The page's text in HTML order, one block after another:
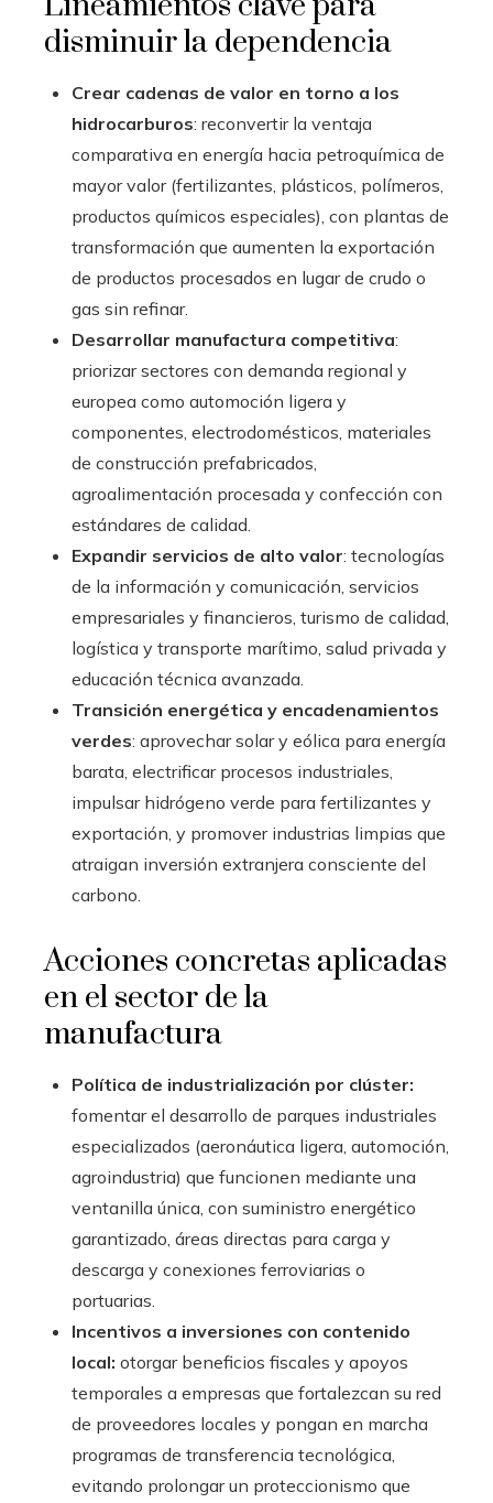
disminuir la dependencia
Crear cadenas de valor en torno a los
hidrocarburos: reconvertir la ventaja
comparativa en energía hacia petroquímica de
mayor valor (fertilizantes, plásticos, polímeros,
productos químicos especiales), con plantas de
transformación que aumenten la exportación
de productos procesados en lugar de crudo o
gas sin refinar.
Desarrollar manufactura competitiva:
priorizar sectores con demanda regional y
europea como automoción ligera y
componentes, electrodomésticos, materiales
de construcción prefabricados,
agroalimentación procesada y confección con
estándares de calidad.
Expandir servicios de alto valor: tecnologías
de la información y comunicación, servicios
empresariales y financieros, turismo de calidad,
logística y transporte marítimo, salud privada y
educación técnica avanzada.
Transición energética y encadenamientos
verdes: aprovechar solar y eólica para energía
barata, electrificar procesos industriales,
impulsar hidrógeno verde para fertilizantes y
exportación, y promover industrias limpias que
atraigan inversión extranjera consciente del
carbono.
Acciones concretas aplicadas
en el sector de la
manufactura
Política de industrialización por clúster:
fomentar el desarrollo de parques industriales
especializados (aeronáutica ligera, automoción,
agroindustria) que funcionen mediante una
ventanilla única, con suministro energético
garantizado, áreas directas para carga y
descarga y conexiones ferroviarias o
portuarias.
Incentivos a inversiones con contenido
local: otorgar beneficios fiscales y apoyos
temporales a empresas que fortalezcan su red
de proveedores locales y pongan en marcha
programas de transferencia tecnológica,
evitando prolongar un proteccionismo que